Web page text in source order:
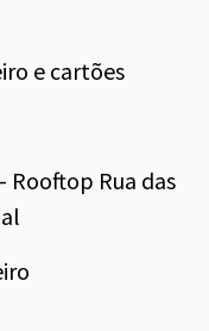
e cartões
Rooftop Rua das